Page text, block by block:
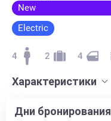
New
Electric
4 2 4
Характеристики
Дни бронирования